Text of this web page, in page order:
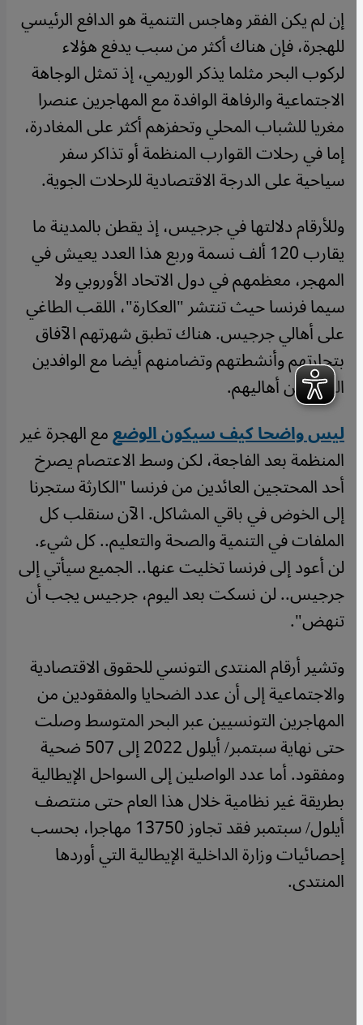
إن لم يكن الفقر وهاجس التنمية هو الدافع الرئيسي
للهجرة، فإن هناك أكثر من سبب يدفع هؤلاء
لركوب البحر مثلما يذكر الوريمي، إذ تمثل الوجاهة
الاجتماعية والرفاهة الوافدة مع المهاجرين عنصرا
مغريا للشباب المحلي وتحفزهم أكثر على المغادرة،
إما في رحلات القوارب المنظمة أو تذاكر سفر
سياحية على الدرجة الاقتصادية للرحلات الجوية.
وللأرقام دلالتها في جرجيس، إذ يقطن بالمدينة ما
يقارب 120 ألف نسمة وربع هذا العدد يعيش في
المهجر، معظمهم في دول الاتحاد الأوروبي ولا
سيما فرنسا حيث تنتشر "العكارة"، اللقب الطاغي
على أهالي جرجيس. هناك تطبق شهرتهم الآفاق
بتجارتهم وأنشطتهم وتضامنهم أيضا مع الوافدين
الجدد من أهاليهم.
ليس واضحا كيف سيكون الوضعمع الهجرة غير
المنظمة بعد الفاجعة، لكن وسط الاعتصام يصرخ
أحد المحتجين العائدين من فرنسا "الكارثة ستجرنا
إلى الخوض في باقي المشاكل. الآن سنقلب كل
الملفات في التنمية والصحة والتعليم.. كل شيء.
لن أعود إلى فرنسا تخليت عنها.. الجميع سيأتي إلى
جرجيس.. لن نسكت بعد اليوم، جرجيس يجب أن
تنهض".
وتشير أرقام المنتدى التونسي للحقوق الاقتصادية
والاجتماعية إلى أن عدد الضحايا والمفقودين من
المهاجرين التونسيين عبر البحر المتوسط وصلت
حتى نهاية سبتمبر/ أيلول 2022 إلى 507 ضحية
ومفقود. أما عدد الواصلين إلى السواحل الإيطالية
بطريقة غير نظامية خلال هذا العام حتى منتصف
أيلول/ سبتمبر فقد تجاوز 13750 مهاجرا، بحسب
إحصائيات وزارة الداخلية الإيطالية التي أوردها
المنتدى.